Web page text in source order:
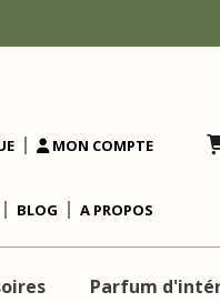
MON COMPTE
BLOG A PROPOS
Parfum